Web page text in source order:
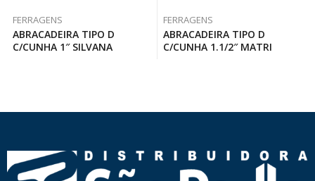
FERRAGENS
ABRACADEIRA TIPO D
C/CUNHA 1″ SILVANA
FERRAGENS
ABRACADEIRA TIPO D
C/CUNHA 1.1/2″ MATRI